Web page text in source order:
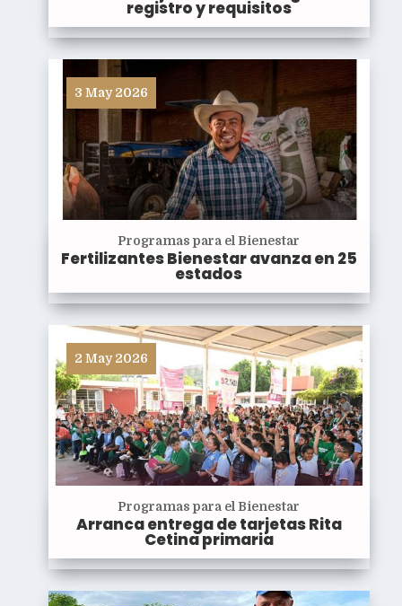
registro y requisitos
3 May 2026
Programas para el Bienestar
Fertilizantes Bienestar avanza en 25
estados
2 May 2026
Programas para el Bienestar
Arranca entrega de tarjetas Rita
Cetina primaria